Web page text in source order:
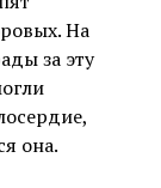
На
за эту
она.